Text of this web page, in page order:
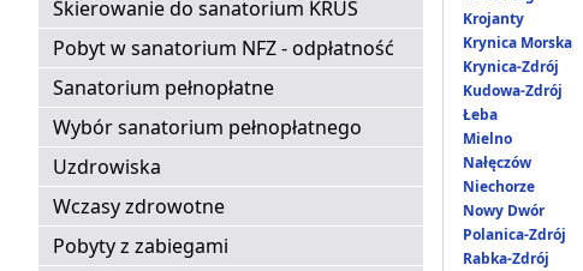
Skierowanie do sanatorium KRUS
Pobyt w sanatorium NFZ - odpłatność
Sanatorium pełnopłatne
Wybór sanatorium pełnopłatnego
Uzdrowiska
Wczasy zdrowotne
Pobyty z zabiegami
Krojanty
Krynica Morska
Krynica-Zdrój
Kudowa-Zdrój
Łeba
Mielno
Nałęczów
Niechorze
Nowy Dwór
Polanica-Zdrój
Rabka-Zdrój